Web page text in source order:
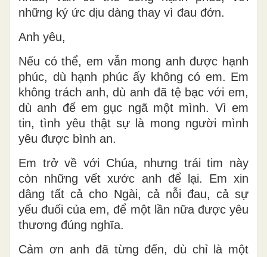
những ký ức dịu dàng thay vì đau đớn.
Anh yêu,
Nếu có thể, em vẫn mong anh được hạnh
phúc, dù hạnh phúc ấy không có em. Em
không trách anh, dù anh đã tệ bạc với em,
dù anh để em gục ngã một mình. Vì em
tin, tình yêu thật sự là mong người mình
yêu được bình an.
Em trở về với Chúa, nhưng trái tim này
còn những vết xước anh để lại. Em xin
dâng tất cả cho Ngài, cả nỗi đau, cả sự
yếu đuối của em, để một lần nữa được yêu
thương đúng nghĩa.
Cảm ơn anh đã từng đến, dù chỉ là một